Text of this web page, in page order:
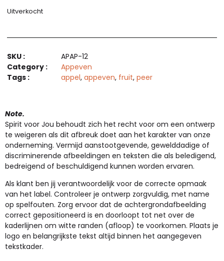
Uitverkocht
SKU :
APAP-12
Category :
Appeven
Tags :
appel, appeven, fruit, peer
Note.
Spirit voor Jou behoudt zich het recht voor om een ontwerp
te weigeren als dit afbreuk doet aan het karakter van onze
onderneming. Vermijd aanstootgevende, gewelddadige of
discriminerende afbeeldingen en teksten die als beledigend,
bedreigend of beschuldigend kunnen worden ervaren.
Als klant ben jij verantwoordelijk voor de correcte opmaak
van het label. Controleer je ontwerp zorgvuldig, met name
op spelfouten. Zorg ervoor dat de achtergrondafbeelding
correct gepositioneerd is en doorloopt tot net over de
kaderlijnen om witte randen (afloop) te voorkomen. Plaats je
logo en belangrijkste tekst altijd binnen het aangegeven
tekstkader.